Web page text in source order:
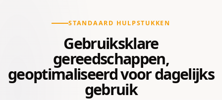
STANDAARD HULPSTUKKEN
Gebruiksklare
gereedschappen,
geoptimaliseerd voor dagelijks
gebruik